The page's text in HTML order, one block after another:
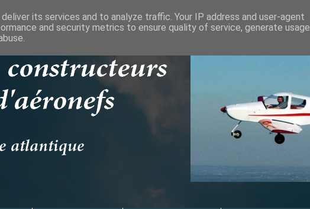
its services and to analyze traffic. Your IP address and user-agent
and security metrics to ensure quality of service, generate usage